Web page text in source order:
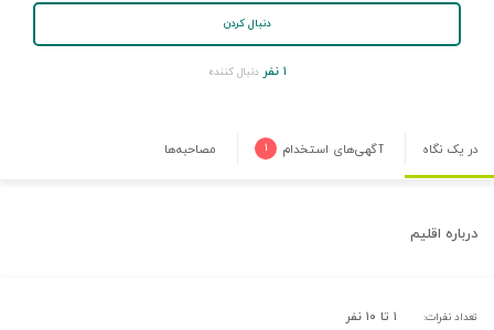
دنبال کردن
۱ نفر دنبال کننده
در یک نگاه آگهی‌های استخدام ۱ مصاحبه‌ها
درباره اقلیم
تعداد نفرات: ۱ تا ۱۰ نفر